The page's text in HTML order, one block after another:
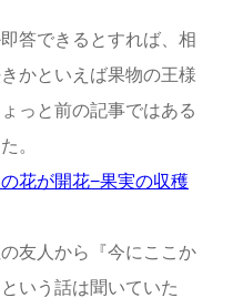
答できるとすれば、相
かといえば果物の王様
っと前の記事ではある
。
花が開花−果実の収穫
友人から『今にここか
いう話は聞いていた